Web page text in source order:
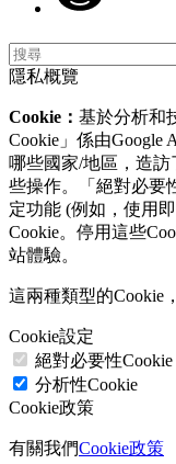
隱私概覽
Cookie： 基於分析和
Cookie」係由Google
哪些國家/地區，造
些操作。「絕對必要
定功能 (例如，使用
Cookie。停用這些
站體驗。
這兩種類型的Cookie
Cookie設定
絕對必要性Cookie
分析性Cookie
Cookie政策
有關我們Cookie政策